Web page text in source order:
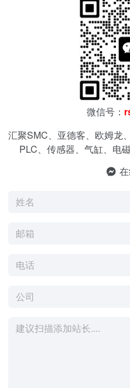
微信号：
汇聚SMC、亚德客、欧姆龙
PLC、传感器、气缸、电